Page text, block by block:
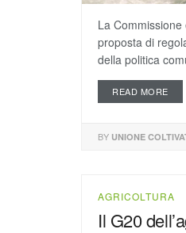
La
proposta di
della politica
READ MORE
BY UNIONE
AGRICOLTURA
Il G20